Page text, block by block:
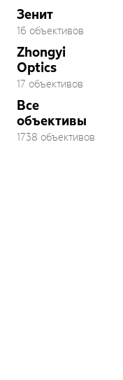
Зенит
16 объективов
Zhongyi
Optics
17 объективов
Все
объективы
1738 объективов